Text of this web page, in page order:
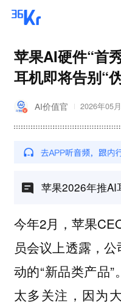
苹果AI硬件“首
耳机即将告别“
AI价值官 2026年05
苹果2026年推AI
今年2月，苹果
员会议上透露，
动的“新品类产品
太多关注，因为